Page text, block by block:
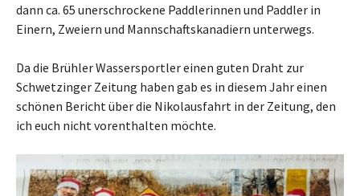
dann ca. 65 unerschrockene Paddlerinnen und Paddler in
Einern, Zweiern und Mannschaftskanadiern unterwegs.
Da die Brühler Wassersportler einen guten Draht zur
Schwetzinger Zeitung haben gab es in diesem Jahr einen
schönen Bericht über die Nikolausfahrt in der Zeitung, den
ich euch nicht vorenthalten möchte.